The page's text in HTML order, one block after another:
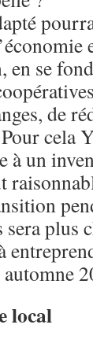
se
de
cela
un
plus
local